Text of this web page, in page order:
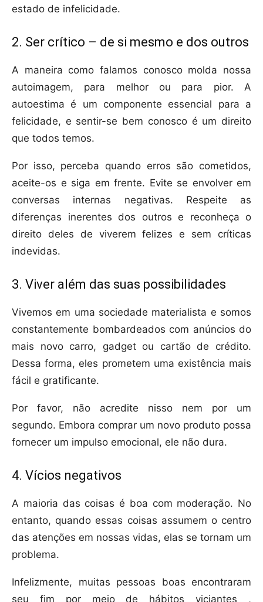
estado de infelicidade.
2. Ser crítico – de si mesmo e dos outros
A maneira como falamos conosco molda nossa
autoimagem, para melhor ou para pior. A
autoestima é um componente essencial para a
felicidade, e sentir-se bem conosco é um direito
que todos temos.
Por isso, perceba quando erros são cometidos,
aceite-os e siga em frente. Evite se envolver em
conversas internas negativas. Respeite as
diferenças inerentes dos outros e reconheça o
direito deles de viverem felizes e sem críticas
indevidas.
3. Viver além das suas possibilidades
Vivemos em uma sociedade materialista e somos
constantemente bombardeados com anúncios do
mais novo carro, gadget ou cartão de crédito.
Dessa forma, eles prometem uma existência mais
fácil e gratificante.
Por favor, não acredite nisso nem por um
segundo. Embora comprar um novo produto possa
fornecer um impulso emocional, ele não dura.
4. Vícios negativos
A maioria das coisas é boa com moderação. No
entanto, quando essas coisas assumem o centro
das atenções em nossas vidas, elas se tornam um
problema.
Infelizmente, muitas pessoas boas encontraram
seu fim por meio de hábitos viciantes ,